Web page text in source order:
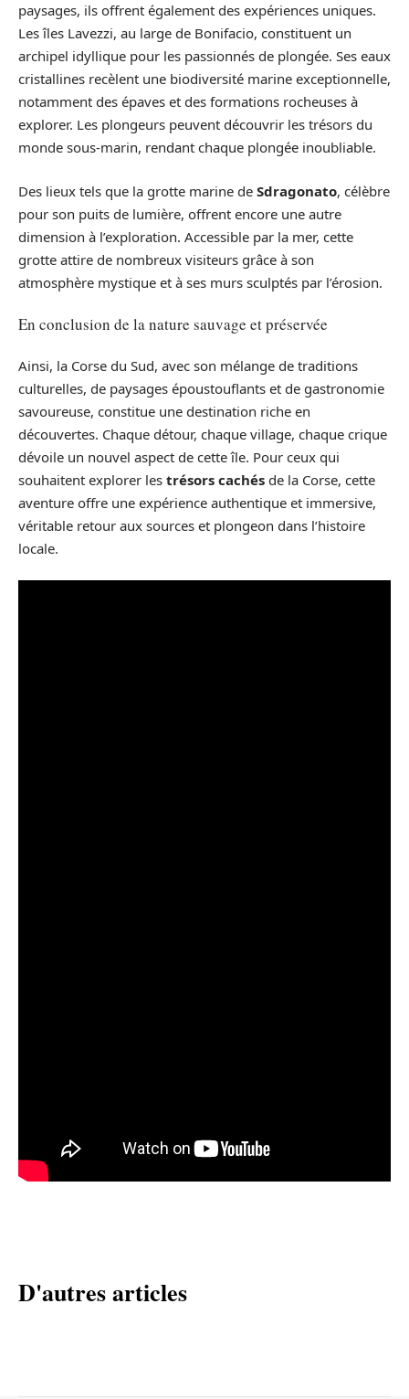
paysages, ils offrent également des expériences uniques.
Les îles Lavezzi, au large de Bonifacio, constituent un
archipel idyllique pour les passionnés de plongée. Ses eaux
cristallines recèlent une biodiversité marine exceptionnelle,
notamment des épaves et des formations rocheuses à
explorer. Les plongeurs peuvent découvrir les trésors du
monde sous-marin, rendant chaque plongée inoubliable.
Des lieux tels que la grotte marine de Sdragonato, célèbre
pour son puits de lumière, offrent encore une autre
dimension à l’exploration. Accessible par la mer, cette
grotte attire de nombreux visiteurs grâce à son
atmosphère mystique et à ses murs sculptés par l’érosion.
En conclusion de la nature sauvage et préservée
Ainsi, la Corse du Sud, avec son mélange de traditions
culturelles, de paysages époustouflants et de gastronomie
savoureuse, constitue une destination riche en
découvertes. Chaque détour, chaque village, chaque crique
dévoile un nouvel aspect de cette île. Pour ceux qui
souhaitent explorer les trésors cachés de la Corse, cette
aventure offre une expérience authentique et immersive,
véritable retour aux sources et plongeon dans l’histoire
locale.
D'autres articles